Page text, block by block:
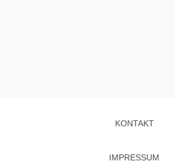
KONTAKT
IMPRESSUM